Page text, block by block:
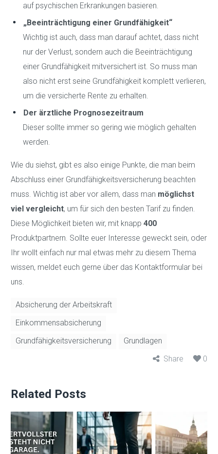
auf psychischen Erkrankungen basieren.
„Beeinträchtigung einer Grundfähigkeit“
Wichtig ist auch, dass man darauf achtet, dass nicht
nur der Verlust, sondern auch die Beeinträchtigung
einer Grundfähigkeit mitversichert ist. So muss man
also nicht erst seine Grundfähigkeit komplett verlieren,
um die versicherte Rente zu erhalten.
Der ärztliche Prognosezeitraum
Dieser sollte immer so gering wie möglich gehalten
werden.
Wie du siehst, gibt es also einige Punkte, die man beim
Abschluss einer Grundfähigkeitsversicherung beachten
muss. Wichtig ist aber vor allem, dass man möglichst
viel vergleicht, um für sich den besten Tarif zu finden.
Diese Möglichkeit bieten wir, mit knapp400
Produktpartnern. Sollte euer Interesse geweckt sein, oder
Ihr wollt einfach nur mal etwas mehr zu diesem Thema
wissen, meldet euch gerne über das Kontaktformular bei
uns.
Absicherung der Arbeitskraft
Einkommensabsicherung
Grundfähigkeitsversicherung
Grundlagen
Share
0
Related Posts